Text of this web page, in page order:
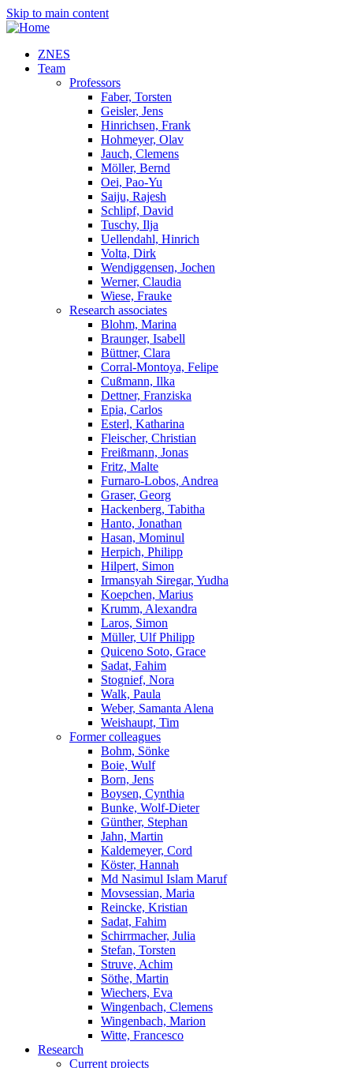
Skip to main content
ZNES
Team
Professors
Faber, Torsten
Geisler, Jens
Hinrichsen, Frank
Hohmeyer, Olav
Jauch, Clemens
Möller, Bernd
Oei, Pao-Yu
Saiju, Rajesh
Schlipf, David
Tuschy, Ilja
Uellendahl, Hinrich
Volta, Dirk
Wendiggensen, Jochen
Werner, Claudia
Wiese, Frauke
Research associates
Blohm, Marina
Braunger, Isabell
Büttner, Clara
Corral-Montoya, Felipe
Cußmann, Ilka
Dettner, Franziska
Epia, Carlos
Esterl, Katharina
Fleischer, Christian
Freißmann, Jonas
Fritz, Malte
Furnaro-Lobos, Andrea
Graser, Georg
Hackenberg, Tabitha
Hanto, Jonathan
Hasan, Mominul
Herpich, Philipp
Hilpert, Simon
Irmansyah Siregar, Yudha
Koepchen, Marius
Krumm, Alexandra
Laros, Simon
Müller, Ulf Philipp
Quiceno Soto, Grace
Sadat, Fahim
Stognief, Nora
Walk, Paula
Weber, Samanta Alena
Weishaupt, Tim
Former colleagues
Bohm, Sönke
Boie, Wulf
Born, Jens
Boysen, Cynthia
Bunke, Wolf-Dieter
Günther, Stephan
Jahn, Martin
Kaldemeyer, Cord
Köster, Hannah
Md Nasimul Islam Maruf
Movsessian, Maria
Reincke, Kristian
Sadat, Fahim
Schirrmacher, Julia
Stefan, Torsten
Struve, Achim
Söthe, Martin
Wiechers, Eva
Wingenbach, Clemens
Wingenbach, Marion
Witte, Francesco
Research
Current projects